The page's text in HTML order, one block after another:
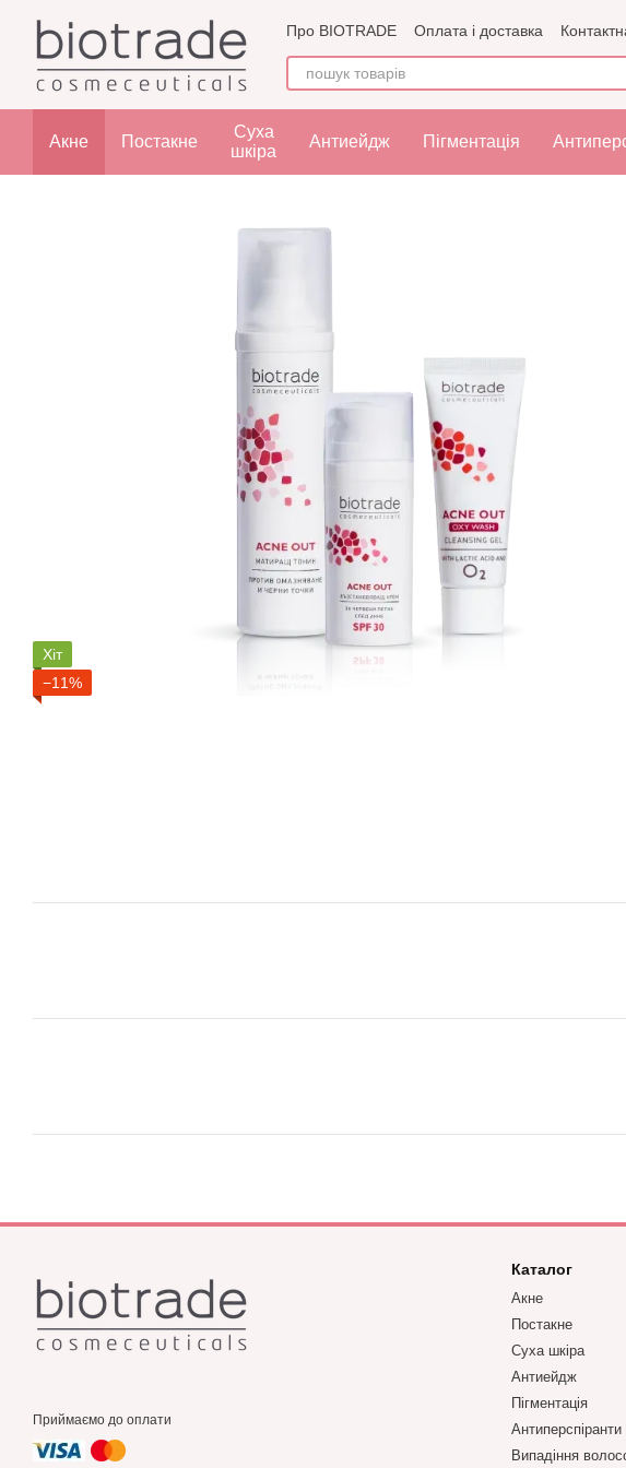
Перейти до основного контенту
Про BIOTRADE Оплата і доставка
Угода користувача
Оферта
Акне Постакне
Суха
шкіра
Антиейдж Пігментація
Хіт
−11%
Приймаємо до оплати
Каталог
Акне
Постакне
Суха шкіра
Антиейдж
Пігментація
Антиперспіранти
Випадіння